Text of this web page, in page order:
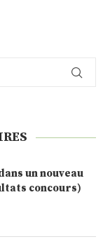
un nouveau
concours)